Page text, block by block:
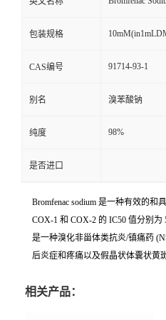
包装规格
CAS编号 91714-93-1
别名 溴苯酸钠
纯度 98%
是否进口
Bromfenac sodium 是一种有效的和
COX-1 和 COX-2 的 IC50 值分别为
是一种溴化非甾体类抗炎/镇痛药
后炎症和疼痛以及假晶状体囊状黄
相关产品：